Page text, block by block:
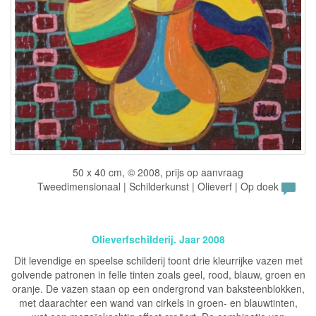
50 x 40 cm, © 2008, prijs op aanvraag
Tweedimensionaal | Schilderkunst | Olieverf | Op doek
Olieverfschilderij. Jaar 2008
Dit levendige en speelse schilderij toont drie kleurrijke vazen met
golvende patronen in felle tinten zoals geel, rood, blauw, groen en
oranje. De vazen staan op een ondergrond van baksteenblokken,
met daarachter een wand van cirkels in groen- en blauwtinten,